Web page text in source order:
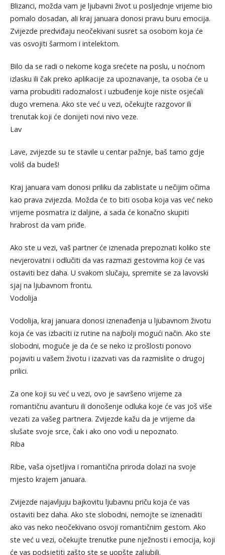
Blizanci, možda vam je ljubavni život u posljednje vrijeme bio
pomalo dosadan, ali kraj januara donosi pravu buru emocija.
Zvijezde predviđaju neočekivani susret sa osobom koja će
vas osvojiti šarmom i intelektom.
Bilo da se radi o nekome koga srećete na poslu, u noćnom
izlasku ili čak preko aplikacije za upoznavanje, ta osoba će u
vama probuditi radoznalost i uzbuđenje koje niste osjećali
dugo vremena. Ako ste već u vezi, očekujte razgovor ili
trenutak koji će donijeti novi nivo veze.
Lav
Lave, zvijezde su te stavile u centar pažnje, baš tamo gdje
voliš da budeš!
Kraj januara vam donosi priliku da zablistate u nečijim očima
kao prava zvijezda. Možda će to biti osoba koja vas već neko
vrijeme posmatra iz daljine, a sada će konačno skupiti
hrabrost da vam priđe.
Ako ste u vezi, vaš partner će iznenada prepoznati koliko ste
nevjerovatni i odlučiti da vas razmazi gestovima koji će vas
ostaviti bez daha. U svakom slučaju, spremite se za lavovski
sjaj na ljubavnom frontu.
Vodolija
Vodolija, kraj januara donosi iznenađenja u ljubavnom životu
koja će vas izbaciti iz rutine na najbolji mogući način. Ako ste
slobodni, moguće je da će se neko iz prošlosti ponovo
pojaviti u vašem životu i izazvati vas da razmislite o drugoj
prilici.
Za one koji su već u vezi, ovo je savršeno vrijeme za
romantičnu avanturu ili donošenje odluka koje će vas još više
vezati za vašeg partnera. Zvijezde kažu da je vrijeme da
slušate svoje srce, čak i ako ono vodi u nepoznato.
Riba
Ribe, vaša ojsetljiva i romantična priroda dolazi na svoje
mjesto krajem januara.
Zvijezde najavljuju bajkovitu ljubavnu priču koja će vas
ostaviti bez daha. Ako ste slobodni, nemojte se iznenaditi
ako vas neko neočekivano osvoji romantičnim gestom. Ako
ste već u vezi, očekujte trenutke pune nježnosti i emocija, koji
će vas podsjetiti zašto ste se uopšte zaljubili.